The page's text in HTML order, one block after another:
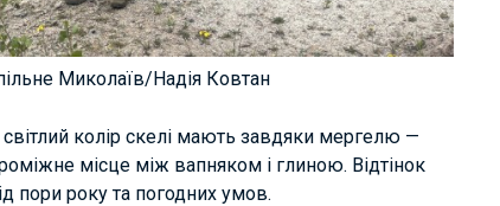
Миколаїв/Надія Ковтан
колір скелі мають завдяки мергелю —
місце між вапняком і глиною. Відтінок
пори року та погодних умов.